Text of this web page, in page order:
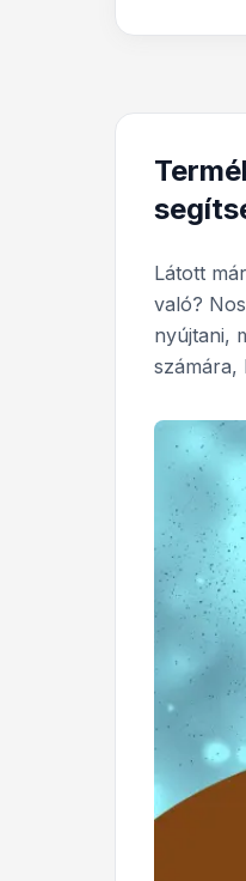
Látott
való?
nyújtani,
számára,